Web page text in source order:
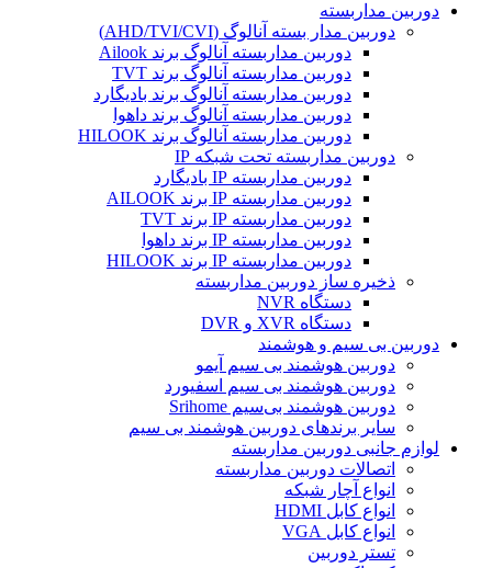
دوربین مداربسته
دوربین مدار بسته آنالوگ (AHD/TVI/CVI)
دوربین مداربسته آنالوگ برند Ailook
دوربین مداربسته آنالوگ برند TVT
دوربین مداربسته آنالوگ برند بادیگارد
دوربین مداربسته آنالوگ برند داهوا
دوربین مداربسته آنالوگ برند HILOOK
دوربین مداربسته تحت شبکه IP
دوربین مداربسته IP بادیگارد
دوربین مداربسته IP برند AILOOK
دوربین مداربسته IP برند TVT
دوربین مداربسته IP برند داهوا
دوربین مداربسته IP برند HILOOK
ذخیره ساز دوربین مداربسته
دستگاه NVR
دستگاه XVR و DVR
دوربین بی سیم و هوشمند
دوربین هوشمند بی سیم آیمو
دوربین هوشمند بی سیم اسفیورد
دوربین هوشمند بی‌سیم Srihome
سایر برندهای دوربین هوشمند بی سیم
لوازم جانبی دوربین مداربسته
اتصالات دوربین مداربسته
انواع آچار شبکه
انواع کابل HDMI
انواع کابل VGA
تستر دوربین